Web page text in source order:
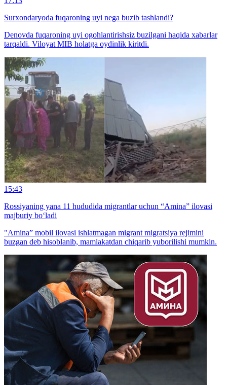
Surxondaryoda fuqaroning uyi nega buzib tashlandi?
Denovda fuqaroning uyi ogohlantirishsiz buzilgani haqida xabarlar
tarqaldi. Viloyat MIB holatga oydinlik kiritdi.
15:43
Rossiyaning yana 11 hududida migrantlar uchun “Amina” ilovasi
majburiy bo‘ladi
"Amina” mobil ilovasi ishlatmagan migrant migratsiya rejimini
buzgan deb hisoblanib, mamlakatdan chiqarib yuborilishi mumkin.